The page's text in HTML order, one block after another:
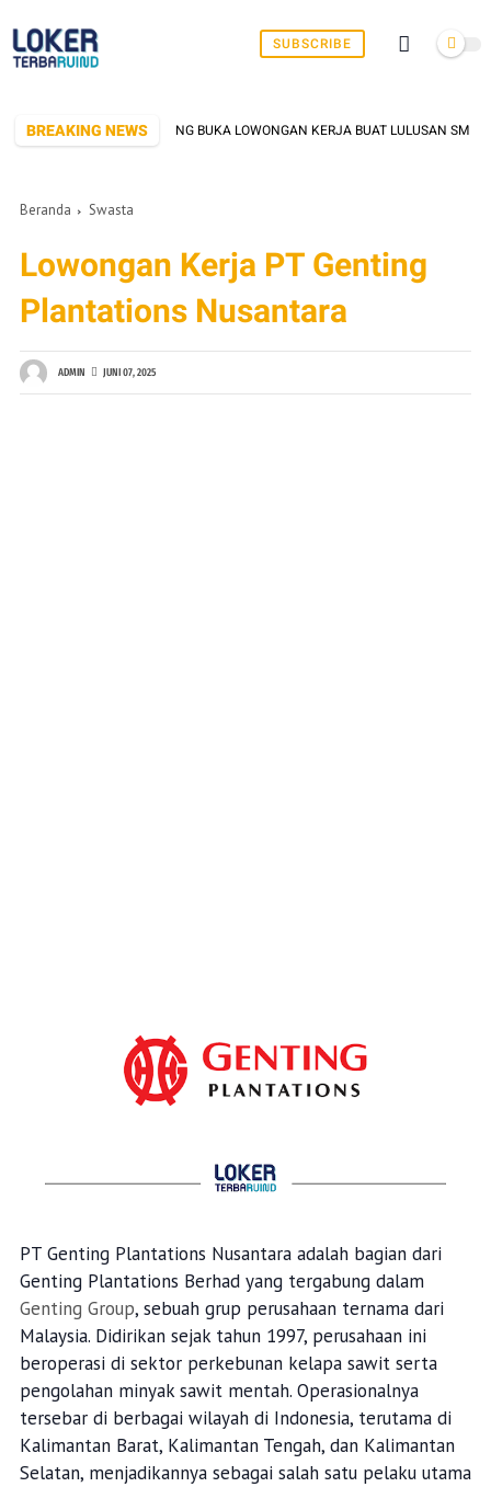
SUBSCRIBE
BREAKING NEWS
DI SERANG YANG SERING BUKA LOWONGAN KERJA BUAT LULUSAN SMK/SMA
Beranda Swasta
Lowongan Kerja PT Genting
Plantations Nusantara
ADMIN JUNI 07, 2025
PT Genting Plantations Nusantara adalah bagian dari
Genting Plantations Berhad yang tergabung dalam
Genting Group, sebuah grup perusahaan ternama dari
Malaysia. Didirikan sejak tahun 1997, perusahaan ini
beroperasi di sektor perkebunan kelapa sawit serta
pengolahan minyak sawit mentah. Operasionalnya
tersebar di berbagai wilayah di Indonesia, terutama di
Kalimantan Barat, Kalimantan Tengah, dan Kalimantan
Selatan, menjadikannya sebagai salah satu pelaku utama